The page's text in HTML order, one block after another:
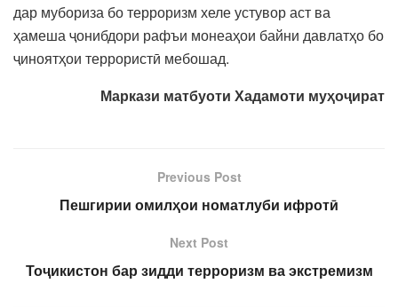
дар мубориза бо терроризм хеле устувор аст ва
ҳамеша ҷонибдори рафъи монеаҳои байни давлатҳо бо
ҷиноятҳои террористӣ мебошад.
Маркази матбуоти Хадамоти муҳоҷират
Previous Post
Пешгирии омилҳои номатлуби ифротӣ
Next Post
Тоҷикистон бар зидди терроризм ва экстремизм